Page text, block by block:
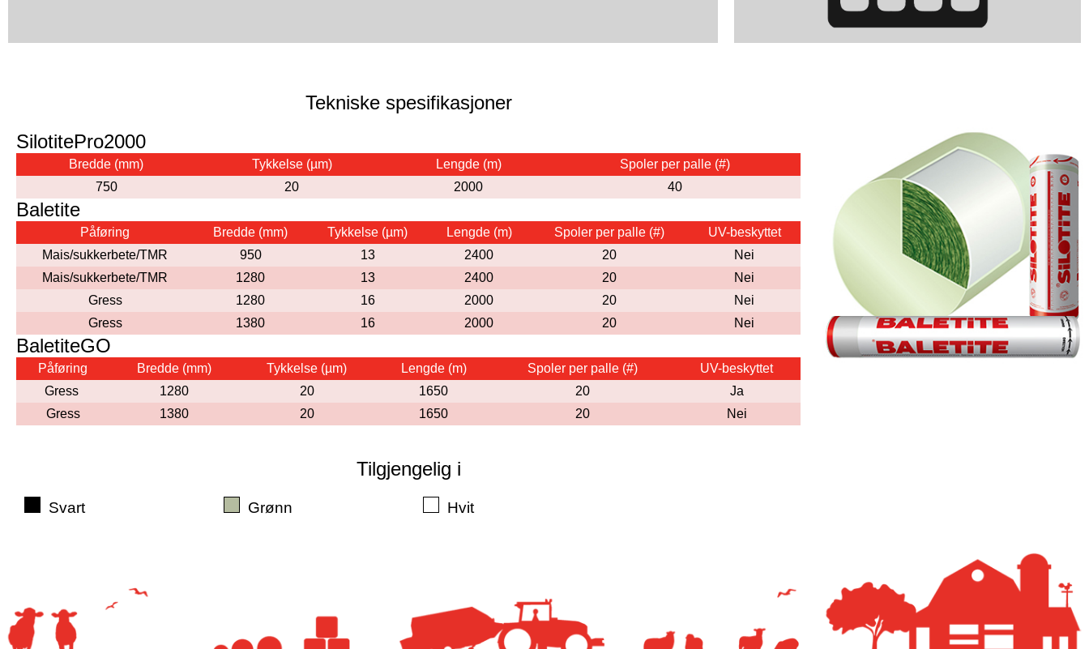
Tekniske spesifikasjoner
SilotitePro2000
Bredde (mm) Tykkelse (µm) Lengde (m)
Spoler per palle (#)
750
20 2000 40
Baletite
Påføring Bredde (mm) Tykkelse (µm) Lengde (m) Spoler per palle (#)
UV-beskyttet
Mais/sukkerbete/TMR
950 13 2400 20
Nei
Mais/sukkerbete/TMR
1280 13 2400 20
Nei
Gress
1280 16 2000 20
Nei
Gress
1380 16 2000 20 Nei
BaletiteGO
Påføring Bredde (mm) Tykkelse (µm) Lengde (m) Spoler per palle (#)
UV-beskyttet
Gress
1280 20 1650 20
Ja
Gress
1380 20 1650 20 Nei
Tilgjengelig i
Svart Grønn Hvit